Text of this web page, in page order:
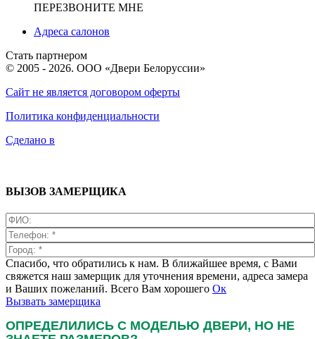
ПЕРЕЗВОНИТЕ МНЕ
Адреса салонов
Стать партнером
© 2005 - 2026. ООО «Двери Белоруссии»
Сайт не является договором оферты
Политика конфиденциальности
Сделано в
ВЫЗОВ ЗАМЕРЩИКА
Спасибо, что обратились к нам. В ближайшее время, с Вами
свяжется наш замерщик для уточнения времени, адреса замера
и Ваших пожеланий. Всего Вам хорошего Ок
Вызвать замерщика
ОПРЕДЕЛИЛИСЬ С МОДЕЛЬЮ ДВЕРИ, НО НЕ